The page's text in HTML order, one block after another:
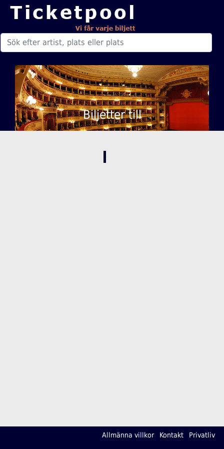
Biljetter till
,
Allmänna villkor Kontakt Privatliv